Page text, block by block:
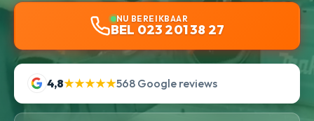
NU BEREIKBAAR
BEL 023 201 38 27
4,8★★★★★568 Google reviews